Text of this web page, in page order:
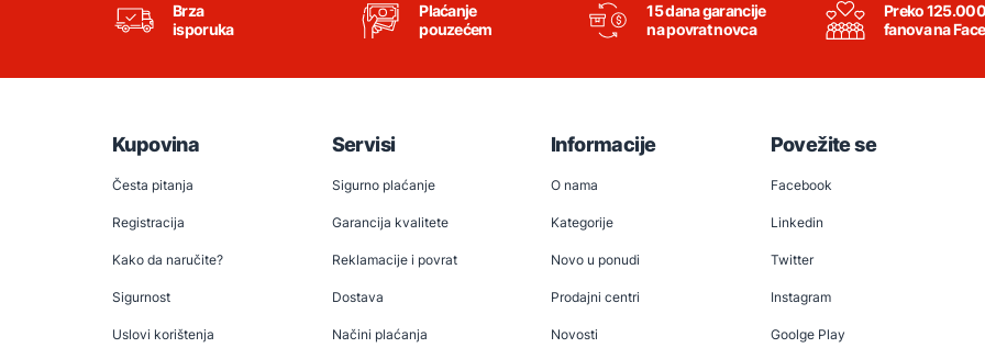
Brza
isporuka
Plaćanje
pouzećem
15 dana garancije
na povrat novca
Preko 125.000
fanova na
Kupovina
Česta pitanja
Registracija
Kako da naručite?
Sigurnost
Uslovi korištenja
Servisi
Sigurno plaćanje
Garancija kvalitete
Reklamacije i povrat
Dostava
Načini plaćanja
Informacije
O nama
Kategorije
Novo u ponudi
Prodajni centri
Novosti
Povežite se
Facebook
Linkedin
Twitter
Instagram
Goolge Play